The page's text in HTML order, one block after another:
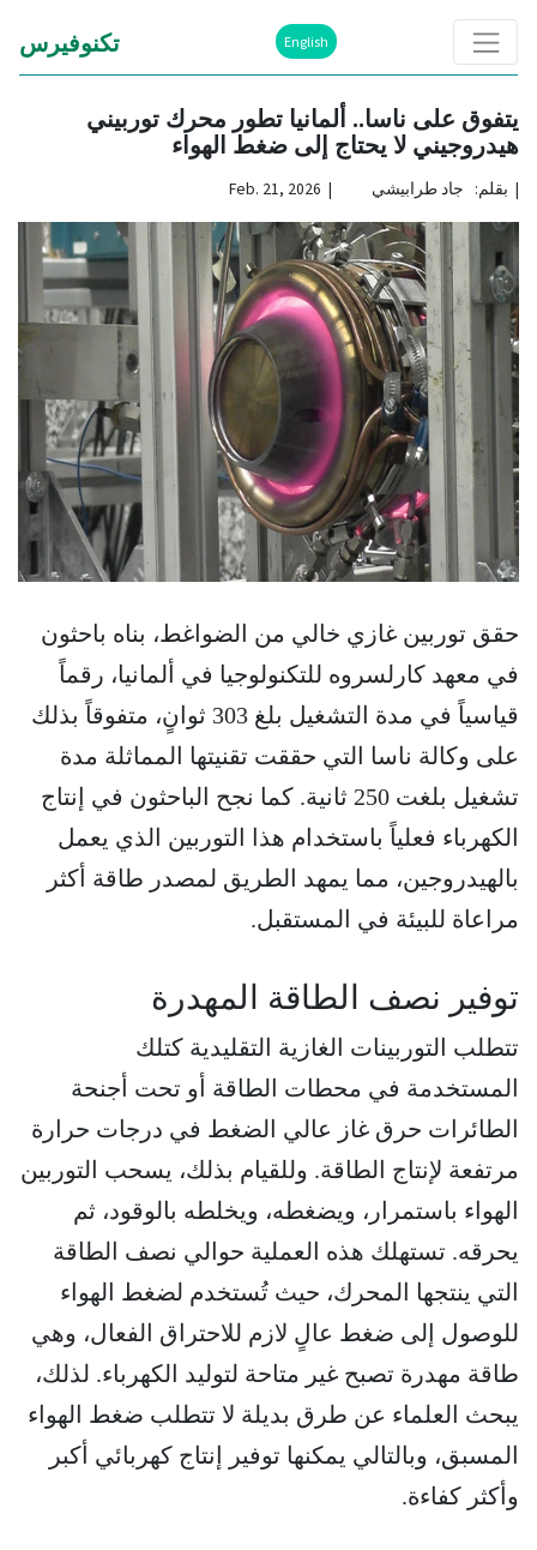
English تكنوفيرس
يتفوق على ناسا.. ألمانيا تطور محرك توربيني
هيدروجيني لا يحتاج إلى ضغط الهواء
| بقلم: جاد طرابيشي | Feb. 21, 2026
حقق توربين غازي خالي من الضواغط، بناه باحثون
في معهد كارلسروه للتكنولوجيا في ألمانيا، رقماً
قياسياً في مدة التشغيل بلغ 303 ثوانٍ، متفوقاً بذلك
على وكالة ناسا التي حققت تقنيتها المماثلة مدة
تشغيل بلغت 250 ثانية. كما نجح الباحثون في إنتاج
الكهرباء فعلياً باستخدام هذا التوربين الذي يعمل
بالهيدروجين، مما يمهد الطريق لمصدر طاقة أكثر
مراعاة للبيئة في المستقبل.
توفير نصف الطاقة المهدرة
تتطلب التوربينات الغازية التقليدية كتلك
المستخدمة في محطات الطاقة أو تحت أجنحة
الطائرات حرق غاز عالي الضغط في درجات حرارة
مرتفعة لإنتاج الطاقة. وللقيام بذلك، يسحب التوربين
الهواء باستمرار، ويضغطه، ويخلطه بالوقود، ثم
يحرقه. تستهلك هذه العملية حوالي نصف الطاقة
التي ينتجها المحرك، حيث تُستخدم لضغط الهواء
للوصول إلى ضغط عالٍ لازم للاحتراق الفعال، وهي
طاقة مهدرة تصبح غير متاحة لتوليد الكهرباء. لذلك،
يبحث العلماء عن طرق بديلة لا تتطلب ضغط الهواء
المسبق، وبالتالي يمكنها توفير إنتاج كهربائي أكبر
وأكثر كفاءة.